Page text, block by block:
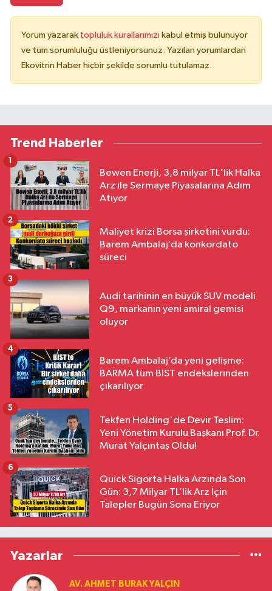
Yorum yazarak topluluk kurallarımızı kabul etmiş bulunuyor
ve tüm sorumluluğu üstleniyorsunuz. Yazılan yorumlardan
Ekovitrin Haber hiçbir şekilde sorumlu tutulamaz.
Trend Haberler
Bewen Enerji, 3,8 milyar TL'lik Halka
Arz ile Sermaye Piyasalarına Adım
Atıyor
1
Maliyet krizi Borsa şirketini vurdu:
Barem Ambalaj’da konkordato
süreci
2
Audi tarihinin en büyük SUV modeli
Q9, markanın yeni amiral gemisi
oluyor
3
Barem Ambalaj’da yeni gelişme:
BARMA tüm BIST endekslerinden
çıkarılıyor
4
Tekfen Holding'de Devir Teslim:
Yeni Yönetim Kurulu Başkanı Prof. Dr.
Murat Yalçıntaş Oldu!
5
Quick Sigorta Halka Arzında Son
Gün: 3,7 Milyar TL’lik Arz İçin
Talepler Bugün Sona Eriyor
6
Yazarlar
AV. AHMET BURAK YALÇIN